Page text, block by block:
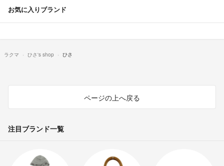
お気に入りブランド
ラクマ ひさ's shop ひさ
ページの上へ戻る
注目ブランド一覧